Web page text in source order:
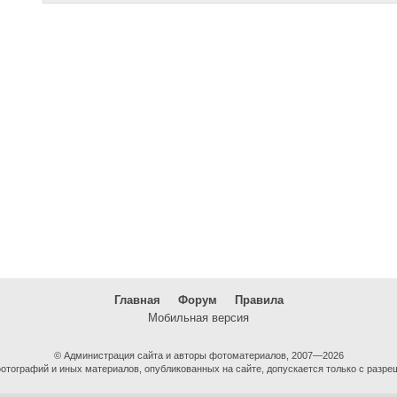
Главная Форум
Правила
Мобильная версия
© Администрация сайта и авторы фотоматериалов, 2007—2026
и иных материалов, опубликованных на сайте, допускается только с